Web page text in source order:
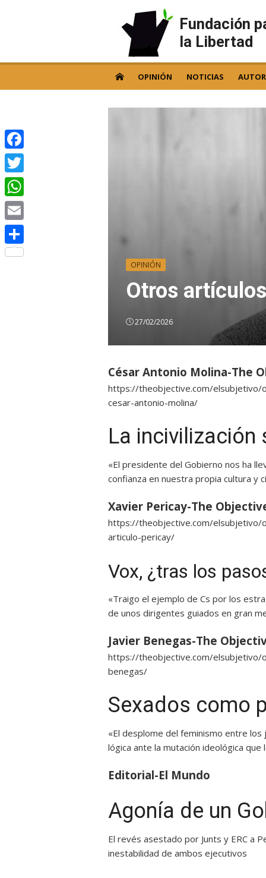
Fundación
la Libertad
OPINIÓN NOTICIAS
OPINIÓN
Otros artículos
27/02/2026
César Antonio Molina-The
https://theobjective.com/elsubjetivo/
cesar-antonio-molina/
La incivilización
«El presidente del Gobierno nos ha
confianza en nuestra propia cultura y
Xavier Pericay-The
https://theobjective.com/elsubjetivo/
articulo-pericay/
Vox, ¿tras los
«Traigo el ejemplo de Cs por los
de unos dirigentes guiados en gran
Javier Benegas-The
https://theobjective.com/elsubjetivo/
benegas/
Sexados como
«El desplome del feminismo entre los
lógica ante la mutación ideológica que
Editorial-El Mundo
Agonía de un
El revés asestado por Junts y ERC a
inestabilidad de ambos ejecutivos
Facebook
Twitter
WhatsApp
Email
Compartir